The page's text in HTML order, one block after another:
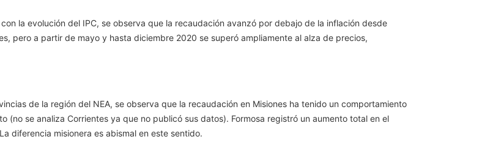
la evolución del IPC, se observa que la recaudación avanzó por debajo de la inflación desde
pero a partir de mayo y hasta diciembre 2020 se superó ampliamente al alza de precios,
de la región del NEA, se observa que la recaudación en Misiones ha tenido un comportamiento
(no se analiza Corrientes ya que no publicó sus datos). Formosa registró un aumento total en el
diferencia misionera es abismal en este sentido.